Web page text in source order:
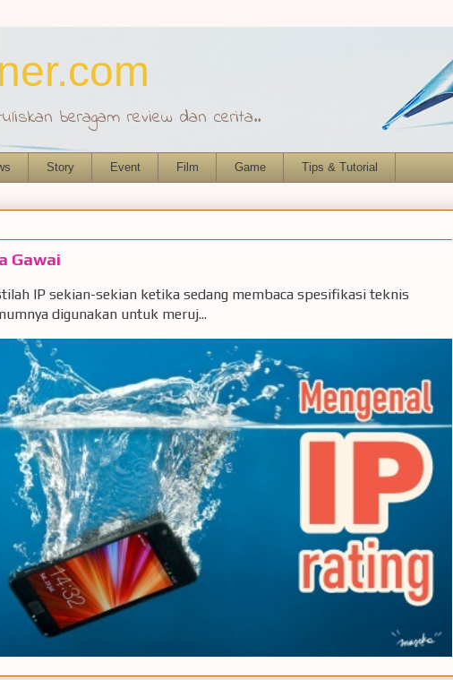
beragam review dan cerita..
Story Event Film Game Tips & Tutorial
Gawai
IP sekian-sekian ketika sedang membaca spesifikasi teknis
digunakan untuk meruj...